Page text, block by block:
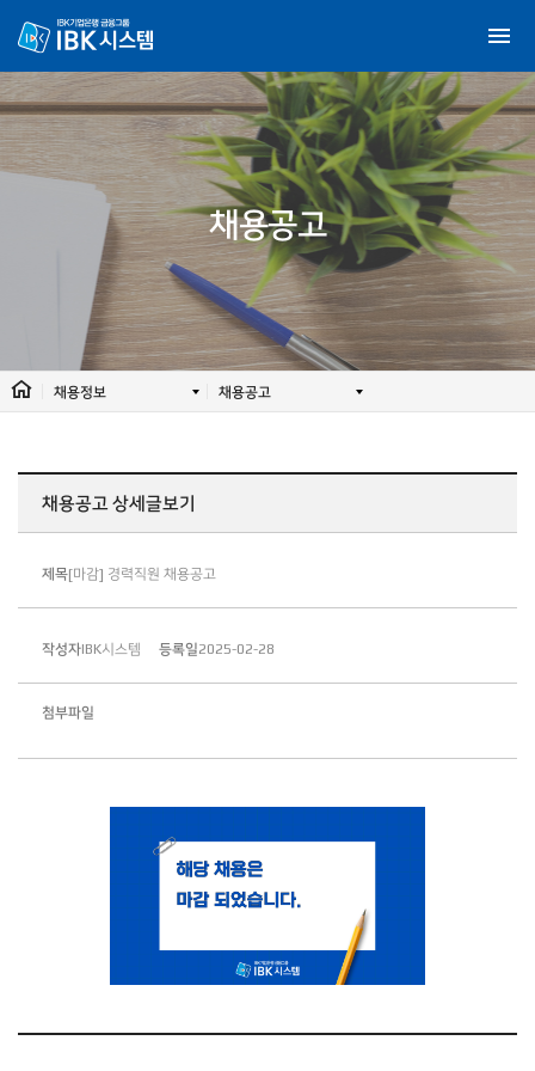
채용공고
채용정보 채용공고
채용공고 상세글보기
제목[마감] 경력직원 채용공고
작성자IBK시스템 등록일2025-02-28
첨부파일